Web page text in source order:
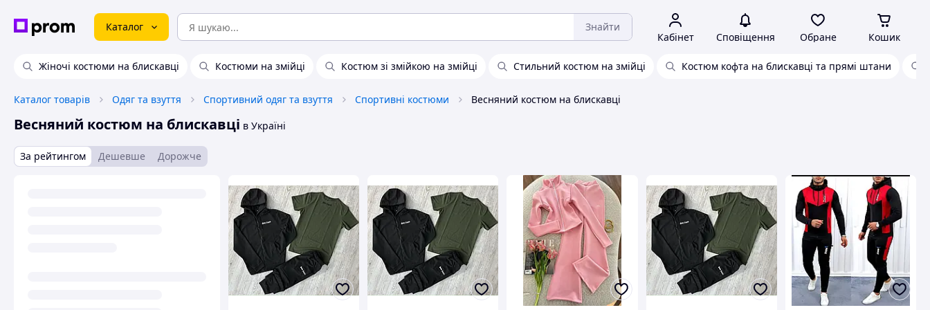
Каталог Знайти
Кабінет Сповіщення Обране Кошик
Жіночі костюми на блискавці Костюми на змійці Костюм зі змійкою на змійці Стильний костюм на змійці Костюм кофта на блискавці та прямі штани
Каталог товарів Одяг та взуття Спортивний одяг та взуття Спортивні костюми Весняний костюм на блискавці
Весняний костюм на блискавці в Україні
За рейтингом Дешевше Дорожче